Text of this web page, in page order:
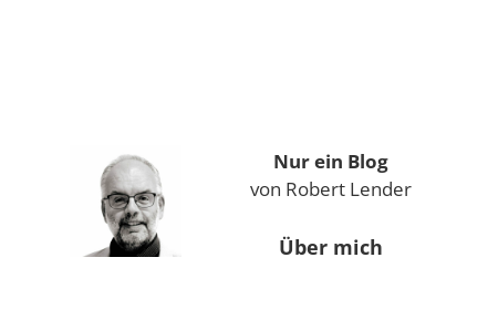
Sidebar
Nur ein Blog
von Robert Lender
Über mich